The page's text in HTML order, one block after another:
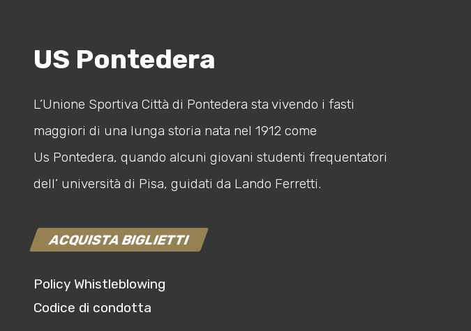
US Pontedera
L’Unione Sportiva Città di Pontedera sta vivendo i fasti
maggiori di una lunga storia nata nel 1912 come
Us Pontedera, quando alcuni giovani studenti frequentatori
dell’ università di Pisa, guidati da Lando Ferretti.
ACQUISTA BIGLIETTI
Policy Whistleblowing
Codice di condotta